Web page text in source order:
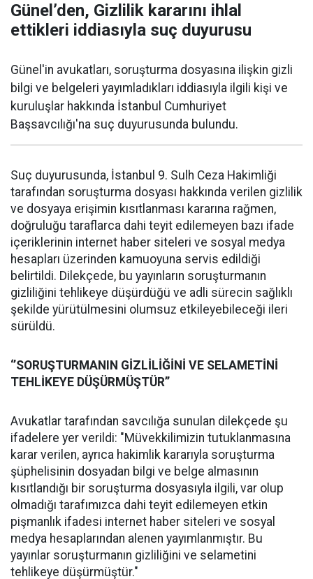
Günel’den, Gizlilik kararını ihlal
ettikleri iddiasıyla suç duyurusu
Günel'in avukatları, soruşturma dosyasına ilişkin gizli
bilgi ve belgeleri yayımladıkları iddiasıyla ilgili kişi ve
kuruluşlar hakkında İstanbul Cumhuriyet
Başsavcılığı'na suç duyurusunda bulundu.
Suç duyurusunda, İstanbul 9. Sulh Ceza Hakimliği
tarafından soruşturma dosyası hakkında verilen gizlilik
ve dosyaya erişimin kısıtlanması kararına rağmen,
doğruluğu taraflarca dahi teyit edilemeyen bazı ifade
içeriklerinin internet haber siteleri ve sosyal medya
hesapları üzerinden kamuoyuna servis edildiği
belirtildi. Dilekçede, bu yayınların soruşturmanın
gizliliğini tehlikeye düşürdüğü ve adli sürecin sağlıklı
şekilde yürütülmesini olumsuz etkileyebileceği ileri
sürüldü.
‘’SORUŞTURMANIN GİZLİLİĞİNİ VE SELAMETİNİ
TEHLİKEYE DÜŞÜRMÜŞTÜR’’
Avukatlar tarafından savcılığa sunulan dilekçede şu
ifadelere yer verildi: "Müvekkilimizin tutuklanmasına
karar verilen, ayrıca hakimlik kararıyla soruşturma
şüphelisinin dosyadan bilgi ve belge almasının
kısıtlandığı bir soruşturma dosyasıyla ilgili, var olup
olmadığı tarafımızca dahi teyit edilemeyen etkin
pişmanlık ifadesi internet haber siteleri ve sosyal
medya hesaplarından alenen yayımlanmıştır. Bu
yayınlar soruşturmanın gizliliğini ve selametini
tehlikeye düşürmüştür."